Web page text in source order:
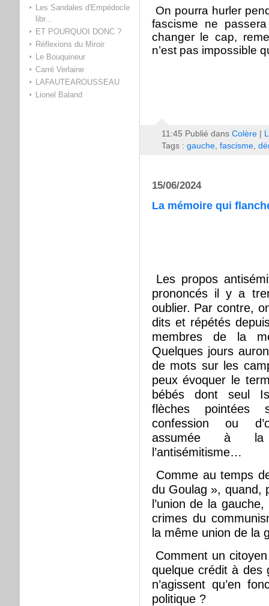
Les Sandales d'Empédocle
libr...
ET POURQUOI DONC ?
Réflexions du Miroir
Le Bouquineur
Carré Verlaine
LAFAUTEAROUSSEAU
Lionel Baland
On pourra hurler
fascisme ne
changer le cap,
n’est pas impossible
11:45 Publié dans Colère|
Tags : gauche, fascisme,
15/06/2024
La mémoire qui
Les propos
prononcés il y a
oublier. Par contre,
dits et répétés
membres de la
Quelques jours
de mots sur les
peux évoquer le
bébés dont seul
flèches pointées
confession ou
assumée à la
l’antisémitisme…
Comme au temps
du Goulag », quand,
l’union de la
crimes du
la même union de la
Comment un
quelque crédit à
n’agissent qu’en
politique ?